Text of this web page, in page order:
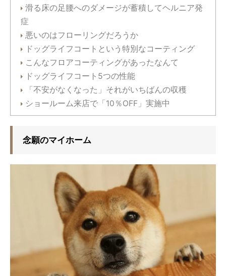
滑る床の足腰へのダメージが蓄積してヘルニア発
症
悪いのはフローリングだろうか
ドッグライフコートという特別なコーティング
こんなフロアコーティングがあったなんて
ドッグライフコート5つの性能
「不安がなくなった」それがいちばんの収穫
ショールーム来店で「10％OFF」実施中
念願のマイホーム